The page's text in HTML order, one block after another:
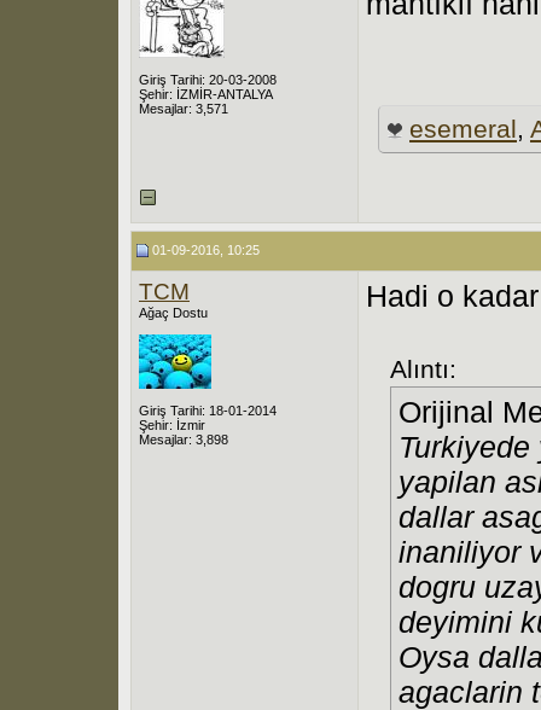
Giriş Tarihi: 20-03-2008
Şehir: İZMİR-ANTALYA
Mesajlar: 3,571
esemeral,
01-09-2016, 10:25
TCM
Ağaç Dostu
Giriş Tarihi: 18-01-2014
Şehir: İzmir
Mesajlar: 3,898
Hadi o
Alıntı:
Orijinal
yapilan
dallar
inaniliyor
dogru
deyimini
Oysa
agaclarin